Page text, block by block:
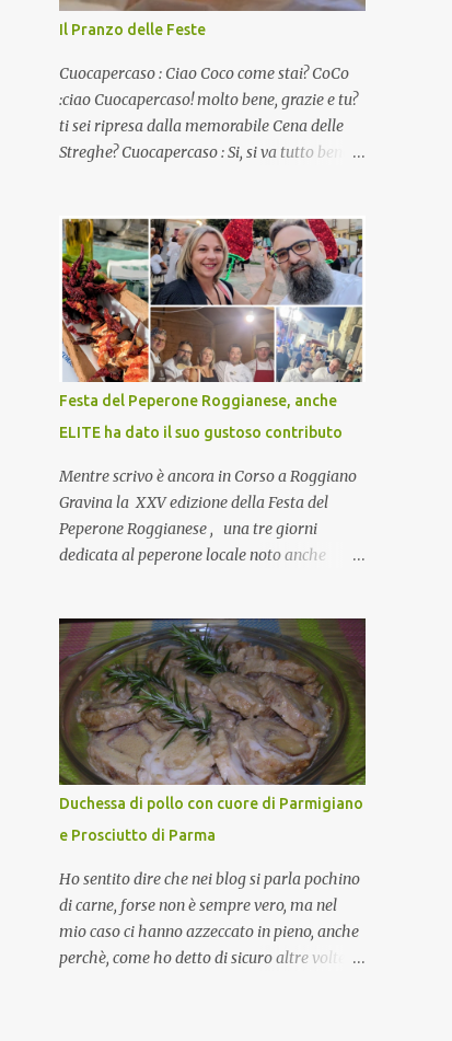
Il Pranzo delle Feste
Cuocapercaso : Ciao Coco come stai? CoCo
:ciao Cuocapercaso! molto bene, grazie e tu?
ti sei ripresa dalla memorabile Cena delle
Streghe? Cuocapercaso : Si, si va tutto bene…
virtuale! CoCo : Eh già!! E adesso con le feste
che arrivano chissà che mangiate…a
proposito Cuoca cosa prepari domenica per
pranzo, racconta un po'! Perchè io avrò ospiti
e cerco degli spunti... Cuocapercaso : A dire il
vero domenica prossima non preparo nulla
perché vado al Pranzo Aziendale di fine
anno organizzato dai mie capi! CoCo :
Pranzo aziendale? Una bella idea!
Cuocapercaso : si, è un modo per riunirsi
tutti a fine anno e tirare le somme…
naturalmente mangiando tutti insieme, con
grande convivialità! CoCo : è naturale il cibo,
spesso l’ambiente favorevole per molte belle
opportunità, non trovi? Cuocapercaso : Si,
concordo! …addirittura si dice...
Festa del Peperone Roggianese, anche
ELITE ha dato il suo gustoso contributo
Mentre scrivo è ancora in Corso a Roggiano
Gravina la XXV edizione della Festa del
Peperone Roggianese , una tre giorni
dedicata al peperone locale noto anche
piccante, inserito dal Ministero delle
Politiche Agricole Alimentari e Forestali
nella lista dei Prodotti Agroalimentari
Tradizionali (Pat) della Calabria. Un
ingrediente versatile in cucina, utilizzato
fresco o essiccato in ricette della tradizione o
in piatti innovativi. Durante la prima serata
dell'evento abbiamo avuto prova della
versatilità di questo ingrediente durante il
"2° Concorso Gastronomico di piatti a base
di peperone Roggianese" ideato da Gina
Santagata , presidente
dell'associazione Mongolfiera, che ha visto
Duchessa di pollo con cuore di Parmigiano
e Prosciutto di Parma
Ho sentito dire che nei blog si parla pochino
di carne, forse non è sempre vero, ma nel
mio caso ci hanno azzeccato in pieno, anche
perchè, come ho detto di sicuro altre volte la